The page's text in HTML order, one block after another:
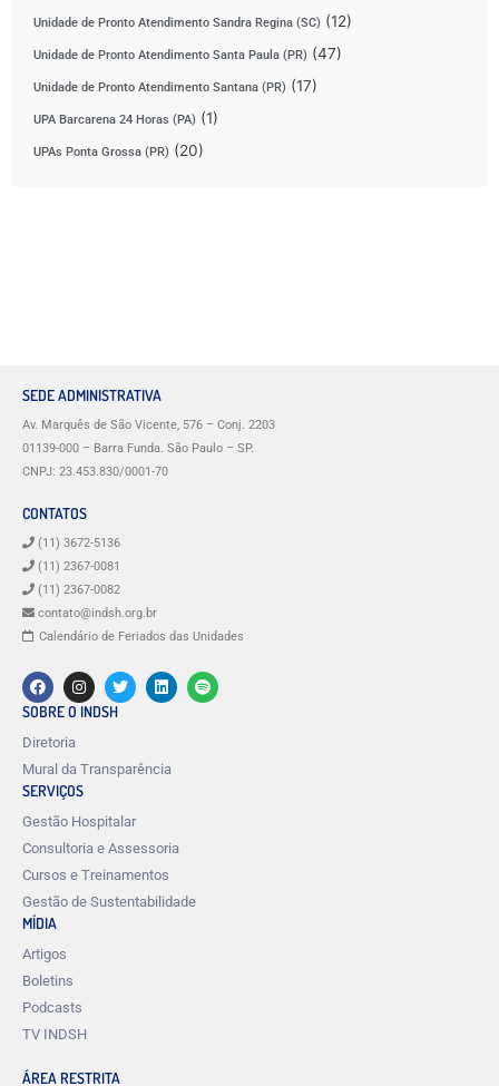
Unidade de Pronto Atendimento Sandra Regina (SC) (12)
Unidade de Pronto Atendimento Santa Paula (PR) (47)
Unidade de Pronto Atendimento Santana (PR) (17)
UPA Barcarena 24 Horas (PA) (1)
UPAs Ponta Grossa (PR) (20)
SEDE ADMINISTRATIVA
Av. Marquês de São Vicente, 576 – Conj. 2203
01139-000 – Barra Funda. São Paulo – SP.
CNPJ: 23.453.830/0001-70
CONTATOS
(11) 3672-5136
(11) 2367-0081
(11) 2367-0082
contato@indsh.org.br
Calendário de Feriados das Unidades
SOBRE O INDSH
Diretoria
Mural da Transparência
SERVIÇOS
Gestão Hospitalar
Consultoria e Assessoria
Cursos e Treinamentos
Gestão de Sustentabilidade
MÍDIA
Artigos
Boletins
Podcasts
TV INDSH
ÁREA RESTRITA